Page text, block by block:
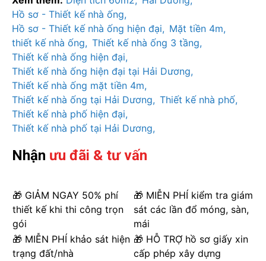
Hồ sơ - Thiết kế nhà ống
Hồ sơ - Thiết kế nhà ống hiện đại
Mặt tiền 4m
thiết kế nhà ống
Thiết kế nhà ống 3 tầng
Thiết kế nhà ống hiện đại
Thiết kế nhà ống hiện đại tại Hải Dương
Thiết kế nhà ống mặt tiền 4m
Thiết kế nhà ống tại Hải Dương
Thiết kế nhà phố
Thiết kế nhà phố hiện đại
Thiết kế nhà phố tại Hải Dương
Nhận ưu đãi & tư vấn
🎁 GIẢM NGAY 50% phí
thiết kế khi thi công trọn
gói
🎁 MIỄN PHÍ kiểm tra giám
sát các lần đổ móng, sàn,
mái
🎁 MIỄN PHÍ khảo sát hiện
trạng đất/nhà
🎁 HỖ TRỢ hồ sơ giấy xin
cấp phép xây dựng